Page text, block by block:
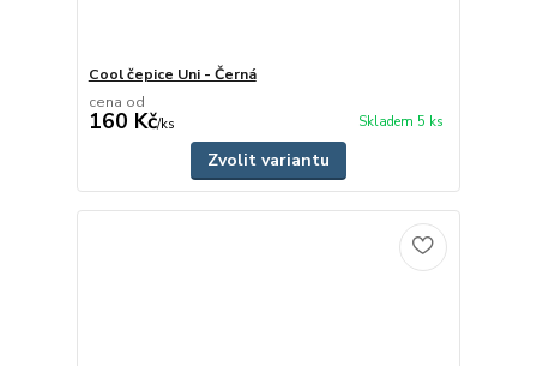
Cool čepice Uni - Černá
cena od
160 Kč/ks Skladem 5 ks
Zvolit variantu